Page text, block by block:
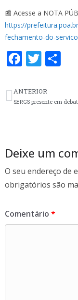
📰 Acesse a NOTA
https://
fechamento-do-
F
e
b
k
T
itt
er e
ANTERIOR
Deixe um
O seu endereço de
obrigatórios são
Comentário *